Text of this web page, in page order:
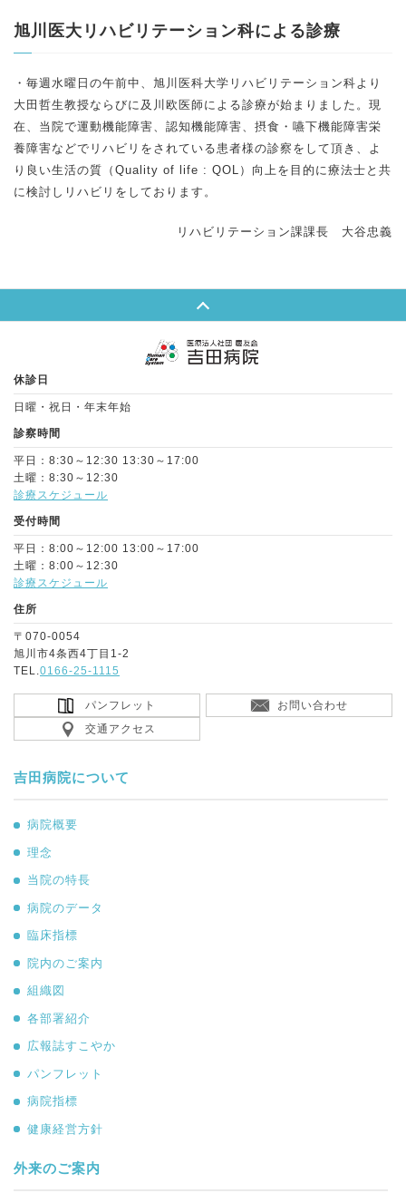
旭川医大リハビリテーション科による診療
・毎週水曜日の午前中、旭川医科大学リハビリテーション科より
大田哲生教授ならびに及川欧医師による診療が始まりました。現
在、当院で運動機能障害、認知機能障害、摂食・嚥下機能障害栄
養障害などでリハビリをされている患者様の診察をして頂き、よ
り良い生活の質（Quality of life : QOL）向上を目的に療法士と共
に検討しリハビリをしております。
リハビリテーション課課長 大谷忠義
休診日
日曜・祝日・年末年始
診察時間
平日：8:30～12:30 13:30～17:00
土曜：8:30～12:30
診療スケジュール
受付時間
平日：8:00～12:00 13:00～17:00
土曜：8:00～12:30
診療スケジュール
住所
〒070-0054
旭川市4条西4丁目1-2
TEL.0166-25-1115
パンフレット
お問い合わせ
交通アクセス
吉田病院について
病院概要
理念
当院の特長
病院のデータ
臨床指標
院内のご案内
組織図
各部署紹介
広報誌すこやか
パンフレット
病院指標
健康経営方針
外来のご案内